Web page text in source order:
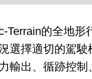
Terrain的全地形
選擇適切的駕
輸出、循跡控